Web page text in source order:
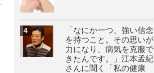
「なにか一つ、強い信念
を持つこと。その思いが
力になり、病気を克服で
きたんです。」江本孟紀
さんに聞く「私の健康